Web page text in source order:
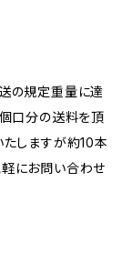
の規定重量に達
口分の送料を頂
たしますが約10本
軽にお問い合わせ